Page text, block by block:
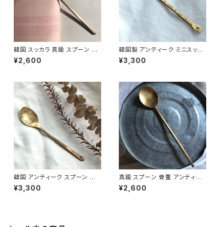
韓国 スッカラ 真鍮 スプーン ア
ンティーク 韓国インテリア 韓
国雑貨 S-13
¥2,600
韓国製 アンティーク ミニスッカ
ラ ヤクスッカラ 真鍮スプーン M
S-3
¥3,300
韓国 アンティーク スプーン ヤ
クスッカラ 真鍮ミニスプーン M
S-4
¥3,300
真鍮 スプーン 骨董 アンティー
ク 韓国 スッカラ S-10
¥2,600